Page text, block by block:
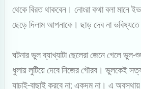
থেকে বিরত থাকবেন। নোংরা কথা বলা মানে
ছেড়ে দিলাম আপনাকে। ছাড় দেব না
ঘটনার ভুল ব্যাখ্যাটা ছেলেরা জেনে গেলে ভুল-
ধুলায় লুটিয়ে দেবে নিজের গৌরব। ভুলকেই সত্য
যাচাই-বাছাই করবে না; একদম না। এ অবস্থায়